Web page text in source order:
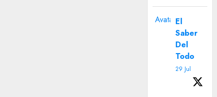
Avatar El
Saber
Del
Todo
29 Jul